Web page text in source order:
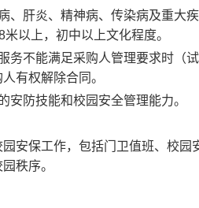
、肝炎、精神病、传染病及重大
米以上，初中以上文化程度。
务不能满足采购人管理要求时（
有权解除合同。
安防技能和校园安全管理能力。
安保工作，包括门卫值班、校
园秩序。